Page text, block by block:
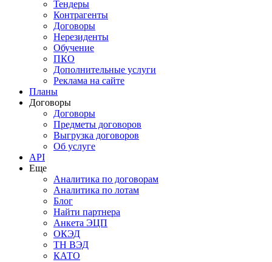
Тендеры
Контрагенты
Договоры
Нерезиденты
Обучение
ПКО
Дополнительные услуги
Реклама на сайте
Планы
Договоры
Договоры
Предметы договоров
Выгрузка договоров
Об услуге
API
Еще
Аналитика по договорам
Аналитика по лотам
Блог
Найти партнера
Анкета ЭЦП
ОКЭД
ТН ВЭД
КАТО